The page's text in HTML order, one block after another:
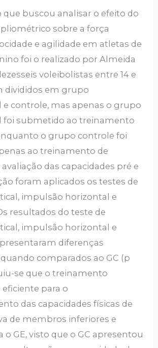
buscou analisar o efeito do
sobre a força
e agilidade em atletas de
foi o realizado por Almeida
voleibolistas entre 14 e
divididos em grupo
controle, mas apenas o grupo
foi submetido ao treinamento
o grupo controle foi
ao treinamento de
das capacidades pré e
foram aplicados os testes de
impulsão horizontal e
resultados do teste de
impulsão horizontal e
diferenças
comparados ao GC (p
se que o treinamento
para o
das capacidades físicas de
de membros inferiores e
o GE, visto que o GC apresentou